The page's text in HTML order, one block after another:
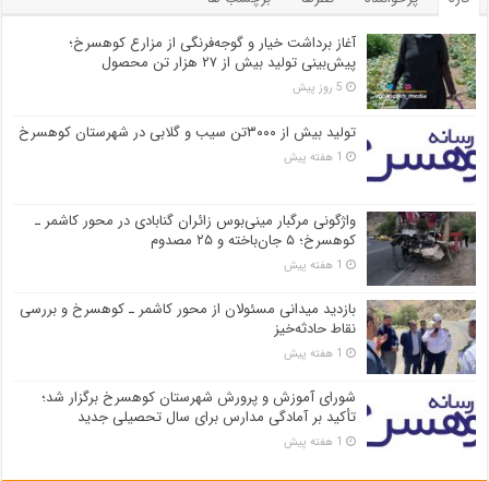
آغاز برداشت خیار و گوجه‌فرنگی از مزارع کوهسرخ؛
پیش‌بینی تولید بیش از ۲۷ هزار تن محصول
5 روز پیش
تولید بیش از ۳۰۰۰تن سیب و گلابی در شهرستان کوهسرخ
1 هفته پیش
واژگونی مرگبار مینی‌بوس زائران گنابادی در محور کاشمر ـ
کوهسرخ؛ ۵ جان‌باخته و ۲۵ مصدوم
1 هفته پیش
بازدید میدانی مسئولان از محور کاشمر ـ کوهسرخ و بررسی
نقاط حادثه‌خیز
1 هفته پیش
شورای آموزش و پرورش شهرستان کوهسرخ برگزار شد؛
تأکید بر آمادگی مدارس برای سال تحصیلی جدید
1 هفته پیش